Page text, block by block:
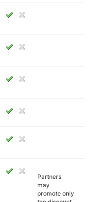
Partners
may
promote only